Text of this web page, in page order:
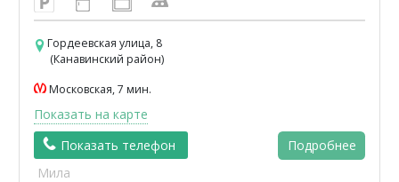
Гордеевская улица, 8
(Канавинский район)
Московская, 7 мин.
Показать на карте
Показать телефон
Подробнее
Мила